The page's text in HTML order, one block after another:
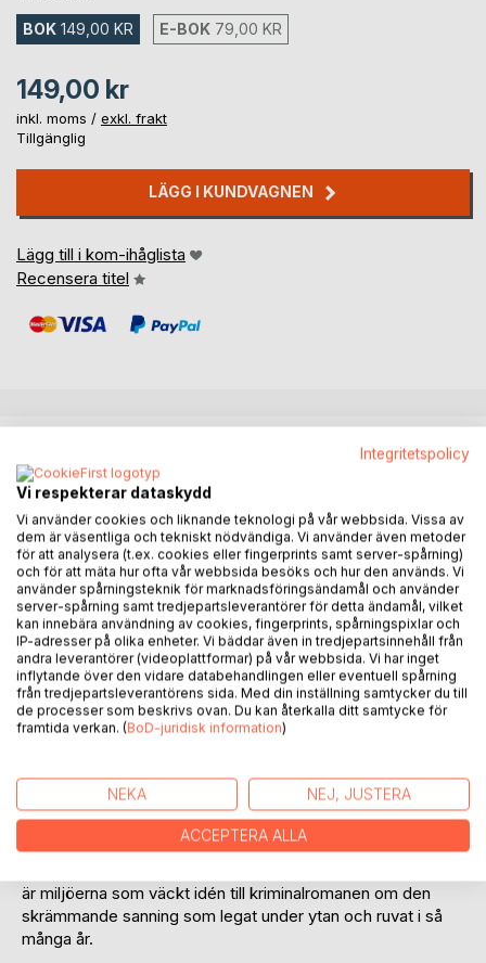
BOK 149,00 KR E-BOK 79,00 KR
149,00 kr
inkl. moms / exkl. frakt
Tillgänglig
LÄGG I KUNDVAGNEN
Lägg till i kom-ihåglista
Recensera titel
Bredvid kundvagnen från Konsum står rättsläkare Monica
Åkerman. Hon ser fundersam ut. En stund står hon bara och
granskar miljön närmast sig och den välta kundvagnen som
dragits upp på land och tagit med sig det makabra fyndet.
Hon hukar sig ner bredvid byltet av nät, alger och ett flertal
ben. Metodisk lyfter och petar hon försiktigt. Dödskallen
ser på henne med urholkad blick. Sedan funderar hon en
stund. Vattnet droppar från byltet som ligger på marken, de
samlar sig och rinner likt krälande maskar i väg från
fångsten. På berget högt ovanför dem står åskådarna och
blickar ner. Stenhamras nedlagda stenbrott har förvandlats
Ekeröbon Gunnar Öst och hans team vid
Riksmordsgruppen kan inte ens föreställa sig vad som
väntar dem.
Stenhamrabrottet är Pernilla Ulvbloms första kriminalroman.
är miljöerna som väckt idén till kriminalromanen om den
skrämmande sanning som legat under ytan och ruvat i så
många år.
Integritetspolicy
Vi respekterar dataskydd
Vi använder cookies och liknande teknologi på vår webbsida. Vissa av
dem är väsentliga och tekniskt nödvändiga. Vi använder även metoder
för att analysera (t.ex. cookies eller fingerprints samt server-spårning)
och för att mäta hur ofta vår webbsida besöks och hur den används. Vi
använder spårningsteknik för marknadsföringsändamål och använder
server-spårning samt tredjepartsleverantörer för detta ändamål, vilket
kan innebära användning av cookies, fingerprints, spårningspixlar och
IP-adresser på olika enheter. Vi bäddar även in tredjepartsinnehåll från
andra leverantörer (videoplattformar) på vår webbsida. Vi har inget
inflytande över den vidare databehandlingen eller eventuell spårning
från tredjepartsleverantörens sida. Med din inställning samtycker du till
de processer som beskrivs ovan. Du kan återkalla ditt samtycke för
framtida verkan. (BoD-juridisk information)
NEKA NEJ, JUSTERA
ACCEPTERA ALLA